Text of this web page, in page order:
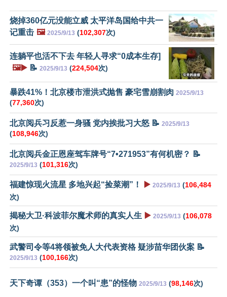
烧掉360亿元没能立威 太平洋岛国给中共一
记重击 🖼️ 2025/9/13 (102,307次)
连躺平也活不下去 年轻人寻求“0成本生存]
🖼️▶️ 📝 2025/9/13 (224,504次)
暴跌41%！北京楼市泄洪式抛售 豪宅雪崩割肉 2025/9/13
(77,360次)
北京阅兵习反惹一身骚 党内挨批习大怒 📝 2025/9/13
(108,946次)
北京阅兵金正恩座驾车牌号“7•271953”有何机密？ 📝
2025/9/13 (101,316次)
福建惊现火流星 多地兴起“捡菜潮”！ ▶️ 2025/9/13 (106,484
次)
揭秘大卫·科波菲尔魔术师的真实人生 ▶️ 2025/9/13 (106,078
次)
武警司令等4将领被免人大代表资格 疑涉苗华团伙案 📝
2025/9/13 (100,166次)
天下奇谭（353）一个叫“患”的怪物 2025/9/13 (98,146次)